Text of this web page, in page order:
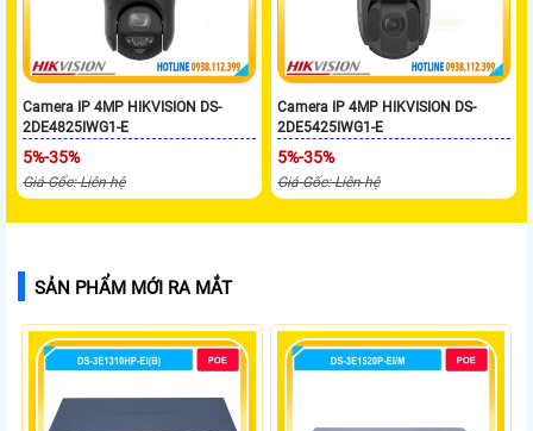
Camera IP 4MP HIKVISION DS-
2DE4825IWG1-E
5%-35%
Giá Gốc: Liên hệ
Camera IP 4MP HIKVISION DS-
2DE5425IWG1-E
5%-35%
Giá Gốc: Liên hệ
SẢN PHẨM MỚI RA MẮT